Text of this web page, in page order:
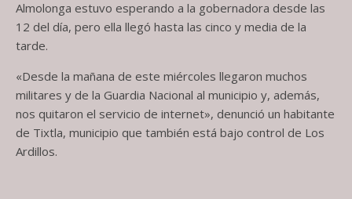
Almolonga estuvo esperando a la gobernadora desde las
12 del día, pero ella llegó hasta las cinco y media de la
tarde.
«Desde la mañana de este miércoles llegaron muchos
militares y de la Guardia Nacional al municipio y, además,
nos quitaron el servicio de internet», denunció un habitante
de Tixtla, municipio que también está bajo control de Los
Ardillos.